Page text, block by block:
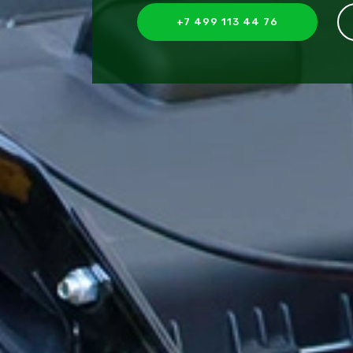
+7 499 113 44 76